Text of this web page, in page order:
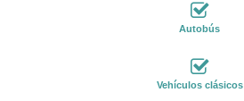
Autobús
Vehículos clásicos